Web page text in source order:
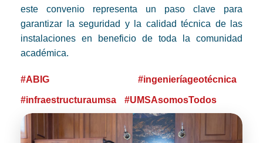
este convenio representa un paso clave para
garantizar la seguridad y la calidad técnica de las
instalaciones en beneficio de toda la comunidad
académica.
#ABIG #ingenieríageotécnica
#infraestructuraumsa #UMSAsomosTodos